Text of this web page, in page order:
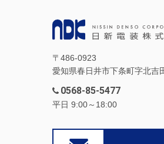
〒486-0923
愛知県春日井市下条町字北吉
0568-85-5477
平日 9:00～18:00